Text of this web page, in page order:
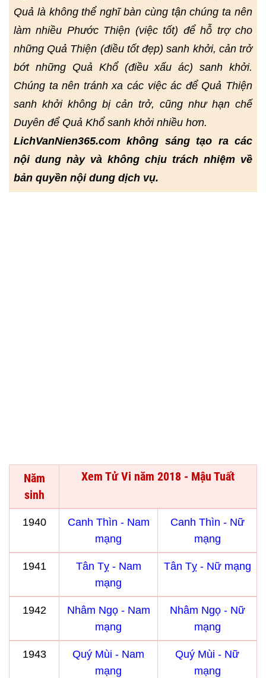
Quả là không thể nghĩ bàn cùng tận chúng ta nên
làm nhiều Phước Thiện (việc tốt) để hỗ trợ cho
những Quả Thiện (điều tốt đẹp) sanh khởi, cản trở
bớt những Quả Khổ (điều xấu ác) sanh khởi.
Chúng ta nên tránh xa các việc ác để Quả Thiện
sanh khởi không bị cản trở, cũng như hạn chế
Duyên để Quả Khổ sanh khởi nhiều hơn.
LichVanNien365.com không sáng tạo ra các
nội dung này và không chịu trách nhiệm về
bản quyền nội dung dịch vụ.
Năm
sinh
Xem Tử Vi năm 2018 - Mậu Tuất
1940
Canh Thìn - Nam
mạng
Canh Thìn - Nữ
mạng
1941
Tân Tỵ - Nam
mạng
Tân Tỵ - Nữ mạng
1942
Nhâm Ngọ - Nam
mạng
Nhâm Ngọ - Nữ
mạng
1943
Quý Mùi - Nam
mạng
Quý Mùi - Nữ
mạng